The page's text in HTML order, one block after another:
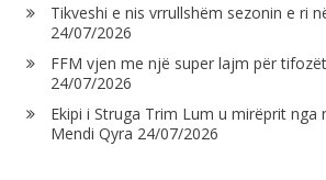
Tikveshi e nis vrrullshëm sezonin e ri
24/07/2026
FFM vjen me një super lajm për
24/07/2026
Ekipi i Struga Trim Lum u mirëprit nga
Mendi Qyra 24/07/2026